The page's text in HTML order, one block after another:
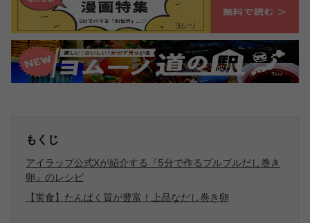
もくじ
アイラップ公式Xが紹介する『5分で作るプルプルだし巻き
卵』のレシピ
【実食】たんぱく質が豊富！上品なだし巻き卵